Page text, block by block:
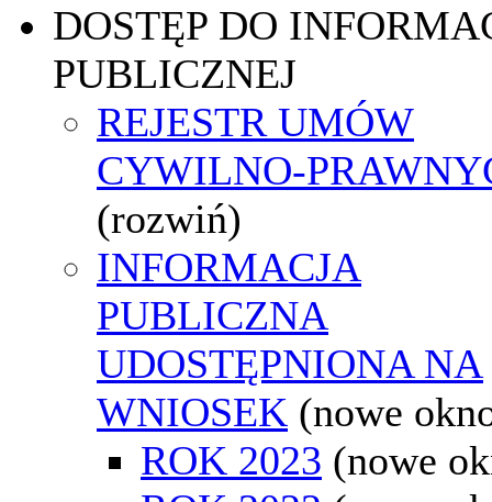
DOSTĘP DO
PUBLICZNEJ
REJESTR UMÓW
CYWILNO-
(rozwiń)
INFORMACJA
PUBLICZNA
UDOSTĘPNIONA NA
WNIOSEK (nowe
ROK 2023 (nowe